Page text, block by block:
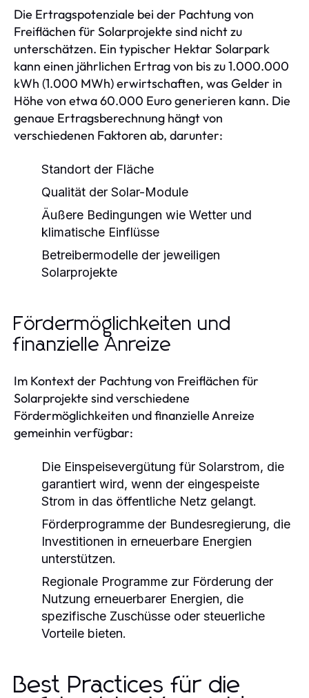
Die Ertragspotenziale bei der Pachtung von
Freiflächen für Solarprojekte sind nicht zu
unterschätzen. Ein typischer Hektar Solarpark
kann einen jährlichen Ertrag von bis zu 1.000.000
kWh (1.000 MWh) erwirtschaften, was Gelder in
Höhe von etwa 60.000 Euro generieren kann. Die
genaue Ertragsberechnung hängt von
verschiedenen Faktoren ab, darunter:
Standort der Fläche
Qualität der Solar-Module
Äußere Bedingungen wie Wetter und
klimatische Einflüsse
Betreibermodelle der jeweiligen
Solarprojekte
Fördermöglichkeiten und
finanzielle Anreize
Im Kontext der Pachtung von Freiflächen für
Solarprojekte sind verschiedene
Fördermöglichkeiten und finanzielle Anreize
gemeinhin verfügbar:
Die Einspeisevergütung für Solarstrom, die
garantiert wird, wenn der eingespeiste
Strom in das öffentliche Netz gelangt.
Förderprogramme der Bundesregierung, die
Investitionen in erneuerbare Energien
unterstützen.
Regionale Programme zur Förderung der
Nutzung erneuerbarer Energien, die
spezifische Zuschüsse oder steuerliche
Vorteile bieten.
Best Practices für die